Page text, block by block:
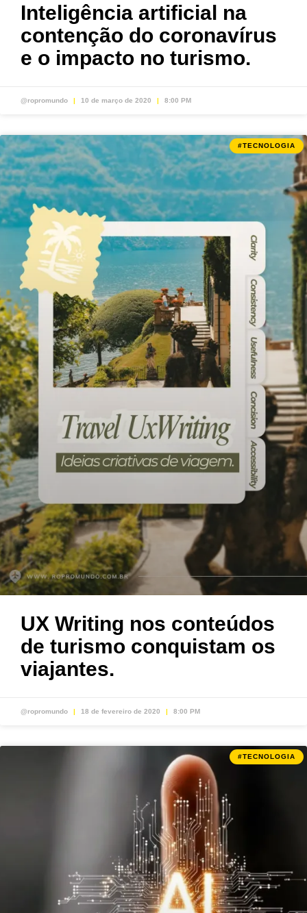
Inteligência artificial na
contenção do coronavírus
e o impacto no turismo.
@ropromundo 10 de março de 2020 8:00 PM
#TECNOLOGIA
UX Writing nos conteúdos
de turismo conquistam os
viajantes.
@ropromundo 18 de fevereiro de 2020 8:00 PM
#TECNOLOGIA